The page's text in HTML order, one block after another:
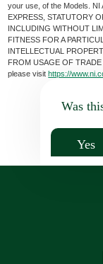
your use, of the Models. NI
EXPRESS, STATUTORY
INCLUDING WITHOUT
FITNESS FOR A
INTELLECTUAL
FROM USAGE OF
please visithttps://
Was
Yes